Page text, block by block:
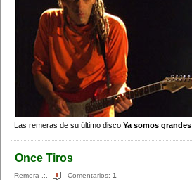
Las remeras de su último disco Ya somos grandes
Once Tiros
Remera .:. Comentarios: 1